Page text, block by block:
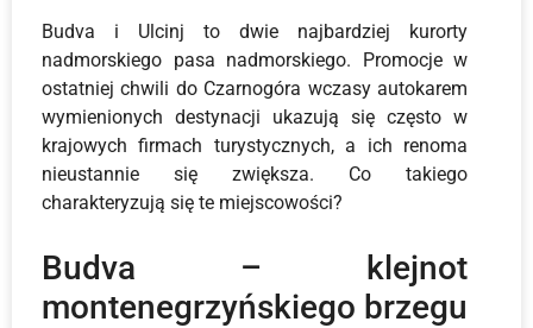
Budva i Ulcinj to dwie najbardziej kurorty
nadmorskiego pasa nadmorskiego. Promocje w
ostatniej chwili do Czarnogóra wczasy autokarem
wymienionych destynacji ukazują się często w
krajowych firmach turystycznych, a ich renoma
nieustannie się zwiększa. Co takiego
charakteryzują się te miejscowości?
Budva – klejnot
montenegrzyńskiego brzegu